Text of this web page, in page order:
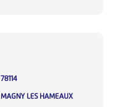
78114
MAGNY LES HAMEAUX